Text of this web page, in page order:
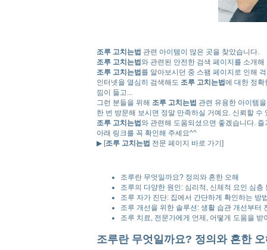
조루 고치는법 관련 아이템이 많은 곳을 찾았습니다.
조루 고치는법와 관련된 안전한 검색 페이지를 소개해
조루 고치는법 를 알아보시던 중 스팸 페이지로 인해
인터넷을 열심히 검색해도 조루 고치는법에 대한 정확
낌이 들고...
그런 분들을 위해 조루 고치는법 관련 유용한 아이템
한 번 방문해 보시면 정말 만족하실 거예요. 신뢰할
조루 고치는법와 관련해 도움되셨으면 좋겠습니다.
아래 링크를 꼭 확인해 주세요^^
▶ [조루 고치는법 전문 페이지 바로 가기]
조루란 무엇일까요? 정의와 흔한 오해
조루의 다양한 원인: 심리적, 신체적 요인 심층
조루 자가 진단: 집에서 간단하게 확인하는 방
조루 개선을 위한 솔루션: 생활 습관 개선부터
조루 치료, 전문가에게 언제, 어떻게 도움을 받
조루란 무엇일까요? 정의와 흔한